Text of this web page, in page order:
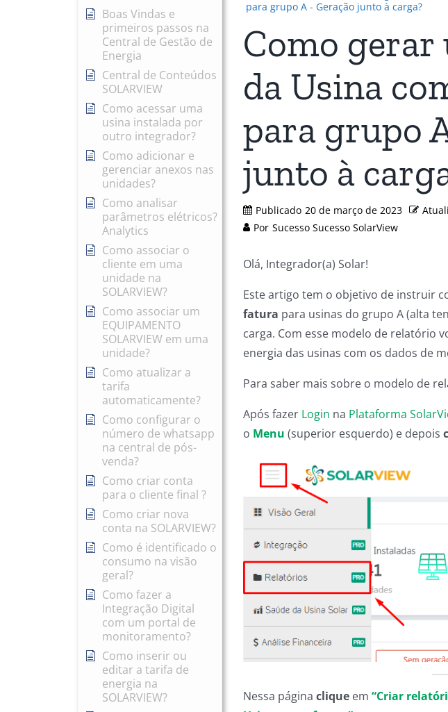
Boas Vindas e
primeiros passos na
Central de Gestão de
Energia
Central de Conteúdos
SOLARVIEW
Como acessar uma
usina instalada por
outro integrador?
Como adicionar e
gerenciar anexos nas
unidades?
Como analisar
parâmetros elétricos?
Analytics
Como associar o
cliente em uma
unidade na
SOLARVIEW?
Como associar um
EQUIPAMENTO
SOLARVIEW em uma
unidade?
Como atualizar a
tarifa
automaticamente?
Como configurar o
número de whatsapp
na central de pós-
venda?
Como criar conta
para o cliente final ?
Como criar nova
conta na SOLARVIEW?
Como é identificado o
consumo na visão
geral?
Como fazer a
Integração Digital
com um portal de
monitoramento?
Como inserir ou
editar a tarifa de
energia na
SOLARVIEW?
para grupo A - Geração junto à carga?
Como
da Usina
para grupo
junto à
Publicado 20 de março de 2023
Por Sucesso Sucesso SolarView
Olá, Integrador(a) Solar!
Este artigo tem o objetivo de instruir
fatura para usinas do grupo A (alta
carga. Com esse modelo de relatório
energia das usinas com os dados de
Para saber mais sobre o modelo de
Após fazer Login na Plataforma
o Menu (superior esquerdo) e depois
Nessa página clique em “Criar